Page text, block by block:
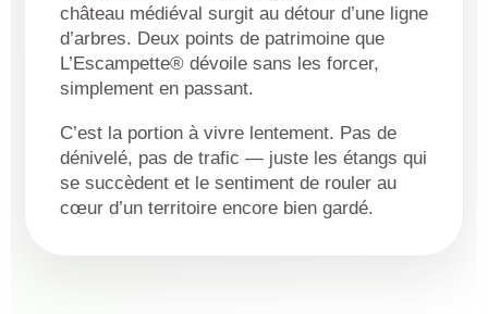
château médiéval surgit au détour d’une ligne
d’arbres. Deux points de patrimoine que
L’Escampette® dévoile sans les forcer,
simplement en passant.
C’est la portion à vivre lentement. Pas de
dénivelé, pas de trafic — juste les étangs qui
se succèdent et le sentiment de rouler au
cœur d’un territoire encore bien gardé.